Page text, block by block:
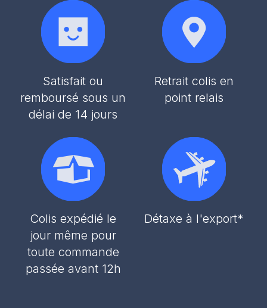
Satisfait ou
remboursé sous un
délai de 14 jours
Retrait colis en
point relais
Colis expédié le
jour même pour
toute commande
passée avant 12h
Détaxe à l'export*